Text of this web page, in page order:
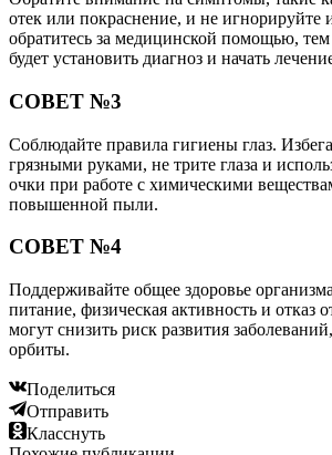
отек или покраснение, и не
обратитесь за медицинской помощью,
будет установить диагноз и начать
СОВЕТ №3
Соблюдайте правила гигиены глаз.
грязными руками, не трите глаза и
очки при работе с химическими
повышенной пыли.
СОВЕТ №4
Поддерживайте общее здоровье
питание, физическая активность и отказ
могут снизить риск развития
орбиты.
Поделиться
Отправить
Класснуть